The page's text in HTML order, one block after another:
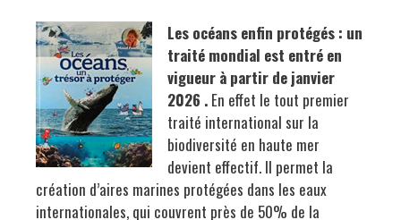
Les océans enfin protégés : un
traité mondial est entré en
vigueur à partir de janvier
2026 . En effet le tout premier
traité international sur la
biodiversité en haute mer
devient effectif. Il permet la
création d’aires marines protégées dans les eaux
internationales, qui couvrent près de 50% de la